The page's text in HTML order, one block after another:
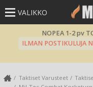
VALIKKO
NOPEA 1-2 pv
ILMAN POSTIKULUJA
Taktiset Varusteet